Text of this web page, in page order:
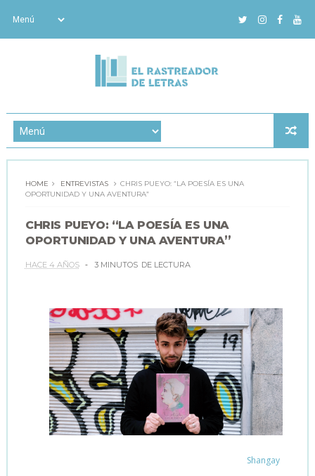
HOME ENTREVISTAS
CHRIS PUEYO: “LA POESÍA ES UNA
OPORTUNIDAD Y UNA AVENTURA”
CHRIS PUEYO: “LA POESÍA ES UNA
OPORTUNIDAD Y UNA AVENTURA”
HACE 4 AÑOS 3 MINUTOS DE LECTURA
Shangay